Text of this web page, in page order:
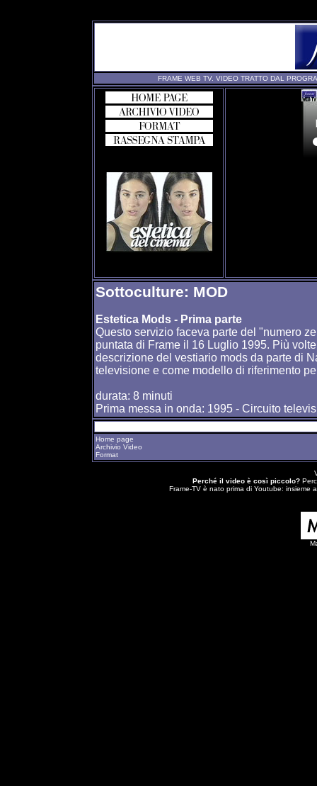
FRAME WEB TV. VIDEO TRATTO DAL
Sottoculture: MOD
Estetica Mods - Prima parte
Questo servizio faceva parte del "numero
puntata di Frame il 16 Luglio 1995. Più
descrizione del vestiario mods da parte di
televisione e come modello di riferimento
durata: 8 minuti
Prima messa in onda: 1995 - Circuito
Home page
Archivio Video
Format
Perché il video è così piccolo?
Frame-TV è nato prima di Youtube: insieme